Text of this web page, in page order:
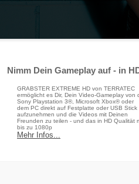
Nimm Dein Gameplay auf - in
GRABSTER EXTREME HD von TERRATEC
ermöglicht es Dir, Dein Video-Gameplay von
Sony Playstation 3®, Microsoft Xbox® oder
dem PC direkt auf Festplatte oder USB Stick
aufzunehmen und die Videos mit Deinen
Freunden zu teilen - und das in HD Qualität
bis zu 1080p
Mehr Infos...